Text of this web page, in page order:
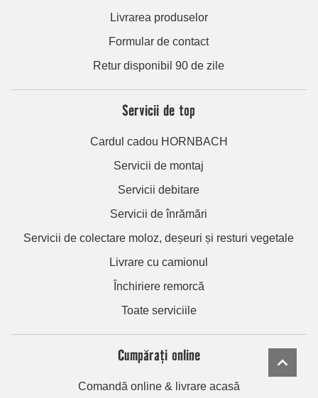
Livrarea produselor
Formular de contact
Retur disponibil 90 de zile
Servicii de top
Cardul cadou HORNBACH
Servicii de montaj
Servicii debitare
Servicii de înrămări
Servicii de colectare moloz, deșeuri și resturi vegetale
Livrare cu camionul
Închiriere remorcă
Toate serviciile
Cumpărați online
Comandă online & livrare acasă